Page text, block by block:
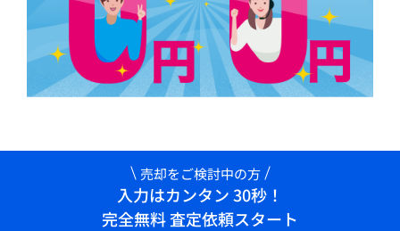
売却をご検討中の方
入力はカンタン 30秒！
完全無料 査定依頼スタート